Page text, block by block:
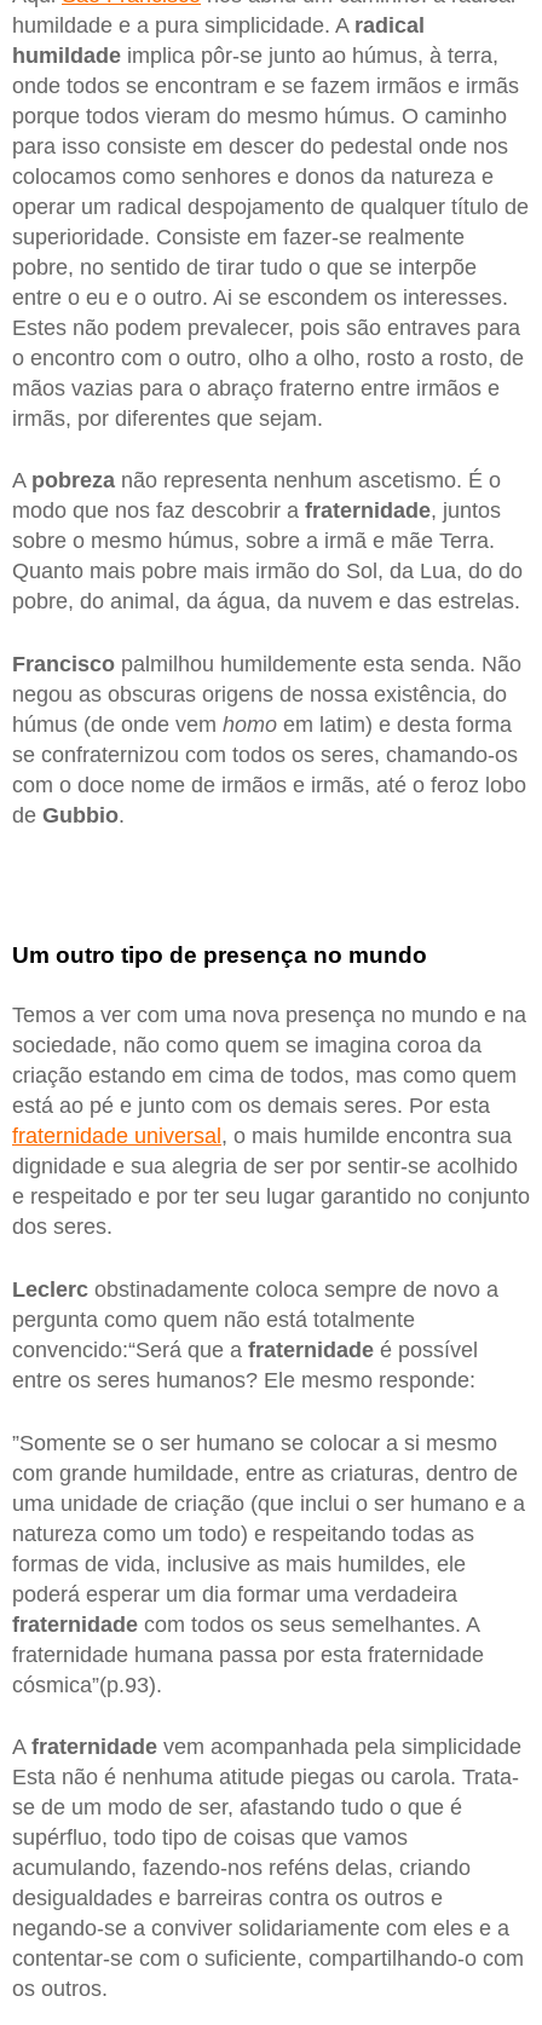
humildade e a pura simplicidade. A radical
humildade implica pôr-se junto ao húmus, à terra,
onde todos se encontram e se fazem irmãos e irmãs
porque todos vieram do mesmo húmus. O caminho
para isso consiste em descer do pedestal onde nos
colocamos como senhores e donos da natureza e
operar um radical despojamento de qualquer título de
superioridade. Consiste em fazer-se realmente
pobre, no sentido de tirar tudo o que se interpõe
entre o eu e o outro. Ai se escondem os interesses.
Estes não podem prevalecer, pois são entraves para
o encontro com o outro, olho a olho, rosto a rosto, de
mãos vazias para o abraço fraterno entre irmãos e
irmãs, por diferentes que sejam.
A pobreza não representa nenhum ascetismo. É o
modo que nos faz descobrir a fraternidade, juntos
sobre o mesmo húmus, sobre a irmã e mãe Terra.
Quanto mais pobre mais irmão do Sol, da Lua, do do
pobre, do animal, da água, da nuvem e das estrelas.
Francisco palmilhou humildemente esta senda. Não
negou as obscuras origens de nossa existência, do
húmus (de onde vem homo em latim) e desta forma
se confraternizou com todos os seres, chamando-os
com o doce nome de irmãos e irmãs, até o feroz lobo
de Gubbio.
Um outro tipo de presença no mundo
Temos a ver com uma nova presença no mundo e na
sociedade, não como quem se imagina coroa da
criação estando em cima de todos, mas como quem
está ao pé e junto com os demais seres. Por esta
fraternidade universal , o mais humilde encontra sua
dignidade e sua alegria de ser por sentir-se acolhido
e respeitado e por ter seu lugar garantido no conjunto
dos seres.
Leclerc obstinadamente coloca sempre de novo a
pergunta como quem não está totalmente
convencido:“Será que a fraternidade é possível
entre os seres humanos? Ele mesmo responde:
”Somente se o ser humano se colocar a si mesmo
com grande humildade, entre as criaturas, dentro de
uma unidade de criação (que inclui o ser humano e a
natureza como um todo) e respeitando todas as
formas de vida, inclusive as mais humildes, ele
poderá esperar um dia formar uma verdadeira
fraternidade com todos os seus semelhantes. A
fraternidade humana passa por esta fraternidade
cósmica”(p.93).
A fraternidade vem acompanhada pela simplicidade
Esta não é nenhuma atitude piegas ou carola. Trata-
se de um modo de ser, afastando tudo o que é
supérfluo, todo tipo de coisas que vamos
acumulando, fazendo-nos reféns delas, criando
desigualdades e barreiras contra os outros e
negando-se a conviver solidariamente com eles e a
contentar-se com o suficiente, compartilhando-o com
os outros.